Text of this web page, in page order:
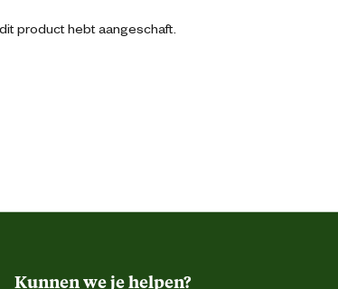
product hebt aangeschaft.
Kunnen we je helpen?